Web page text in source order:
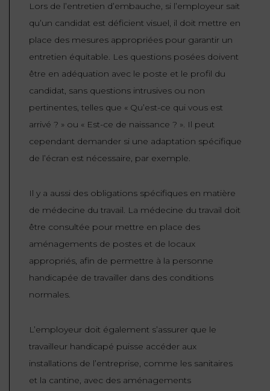
Lors de l’entretien d’embauche, si l’employeur sait
qu’un candidat est déficient visuel, il doit mettre en
place des mesures appropriées pour garantir un
entretien équitable. Les questions posées doivent
être en adéquation avec le poste et le profil du
candidat, sans questions intrusives ou non
pertinentes, telles que « Qu’est-ce qui vous est
arrivé ? » ou « Est-ce de naissance ? ». Il peut
cependant demander si une adaptation spécifique
de l’écran est nécessaire, par exemple.
Il y a aussi des obligations spécifiques en matière
de médecine du travail. La médecine du travail doit
être consultée pour mettre en place des
aménagements de postes et de locaux
appropriés, afin de permettre à la personne
handicapée de travailler dans des conditions
normales.
L’employeur doit également s’assurer que le
travailleur handicapé puisse accéder aux
installations de l’entreprise, comme les sanitaires
et la cantine, avec des aménagements